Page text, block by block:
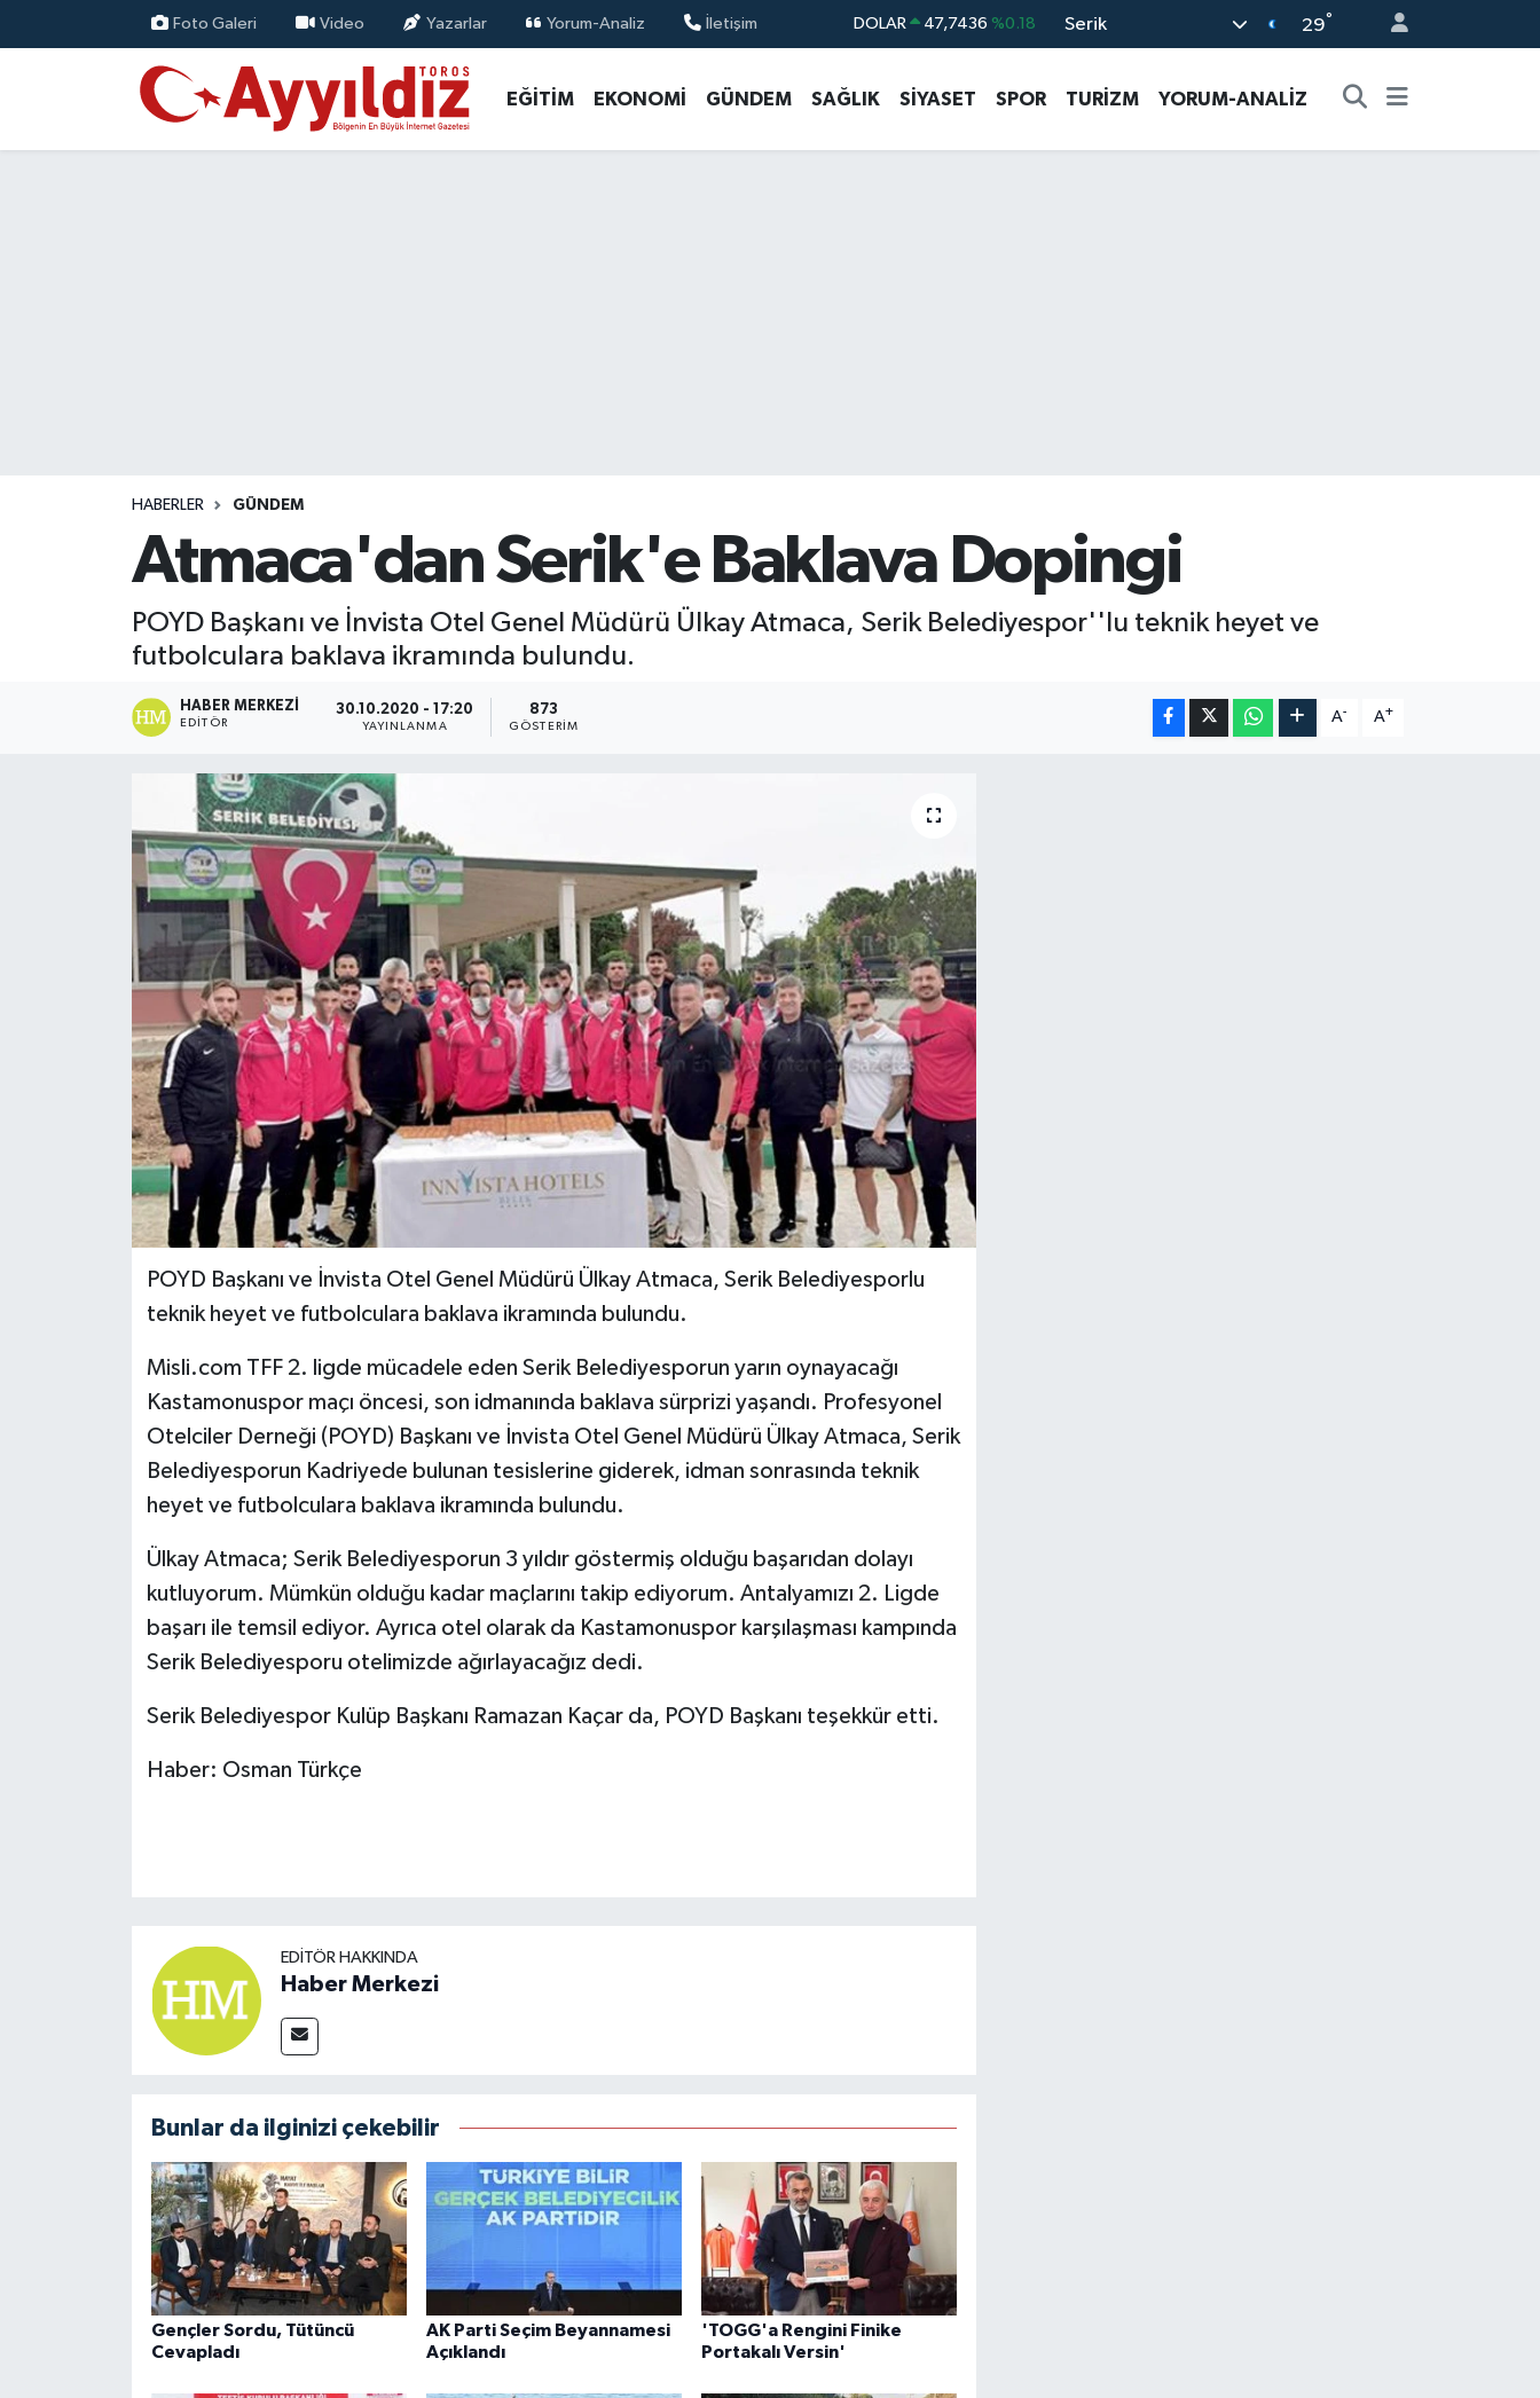
Foto Galeri Video Yazarlar Yorum-Analiz İletişim DOLAR 47,7436 %0.18
STERLİN 64,4811 %0.38
GRAM ALTIN 6648.99 %2.59
Serik 29°
EĞİTİM EKONOMİ GÜNDEM SAĞLIK SİYASET SPOR TURİZM YORUM-ANALİZ
HABERLER GÜNDEM
Atmaca'dan Serik'e Baklava Dopingi
POYD Başkanı ve İnvista Otel Genel Müdürü Ülkay Atmaca, Serik Belediyespor''lu teknik heyet ve
futbolculara baklava ikramında bulundu.
HABER MERKEZI
EDITÖR
30.10.2020 - 17:20
YAYINLANMA
873
GÖSTERIM
A- A+
POYD Başkanı ve İnvista Otel Genel Müdürü Ülkay Atmaca, Serik Belediyesporlu
teknik heyet ve futbolculara baklava ikramında bulundu.
Misli.com TFF 2. ligde mücadele eden Serik Belediyesporun yarın oynayacağı
Kastamonuspor maçı öncesi, son idmanında baklava sürprizi yaşandı. Profesyonel
Otelciler Derneği (POYD) Başkanı ve İnvista Otel Genel Müdürü Ülkay Atmaca, Serik
Belediyesporun Kadriyede bulunan tesislerine giderek, idman sonrasında teknik
heyet ve futbolculara baklava ikramında bulundu.
Ülkay Atmaca; Serik Belediyesporun 3 yıldır göstermiş olduğu başarıdan dolayı
kutluyorum. Mümkün olduğu kadar maçlarını takip ediyorum. Antalyamızı 2. Ligde
başarı ile temsil ediyor. Ayrıca otel olarak da Kastamonuspor karşılaşması kampında
Serik Belediyesporu otelimizde ağırlayacağız dedi.
Serik Belediyespor Kulüp Başkanı Ramazan Kaçar da, POYD Başkanı teşekkür etti.
Haber: Osman Türkçe
EDITÖR HAKKINDA
Haber Merkezi
Bunlar da ilginizi çekebilir
Gençler Sordu, Tütüncü
Cevapladı
AK Parti Seçim Beyannamesi
Açıklandı
'TOGG'a Rengini Finike
Portakalı Versin'